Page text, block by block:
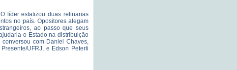
líder estatizou duas refinarias
no país. Opositores alegam
ao passo que seus
o Estado na distribuição
conversou com Daniel Chaves,
UFRJ, e Edson Peterli